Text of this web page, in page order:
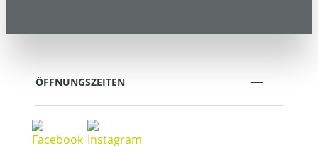
ÖFFNUNGSZEITEN